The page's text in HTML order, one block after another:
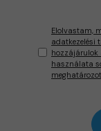
Elolvastam,
adatkezelési
hozzájárulok
használata